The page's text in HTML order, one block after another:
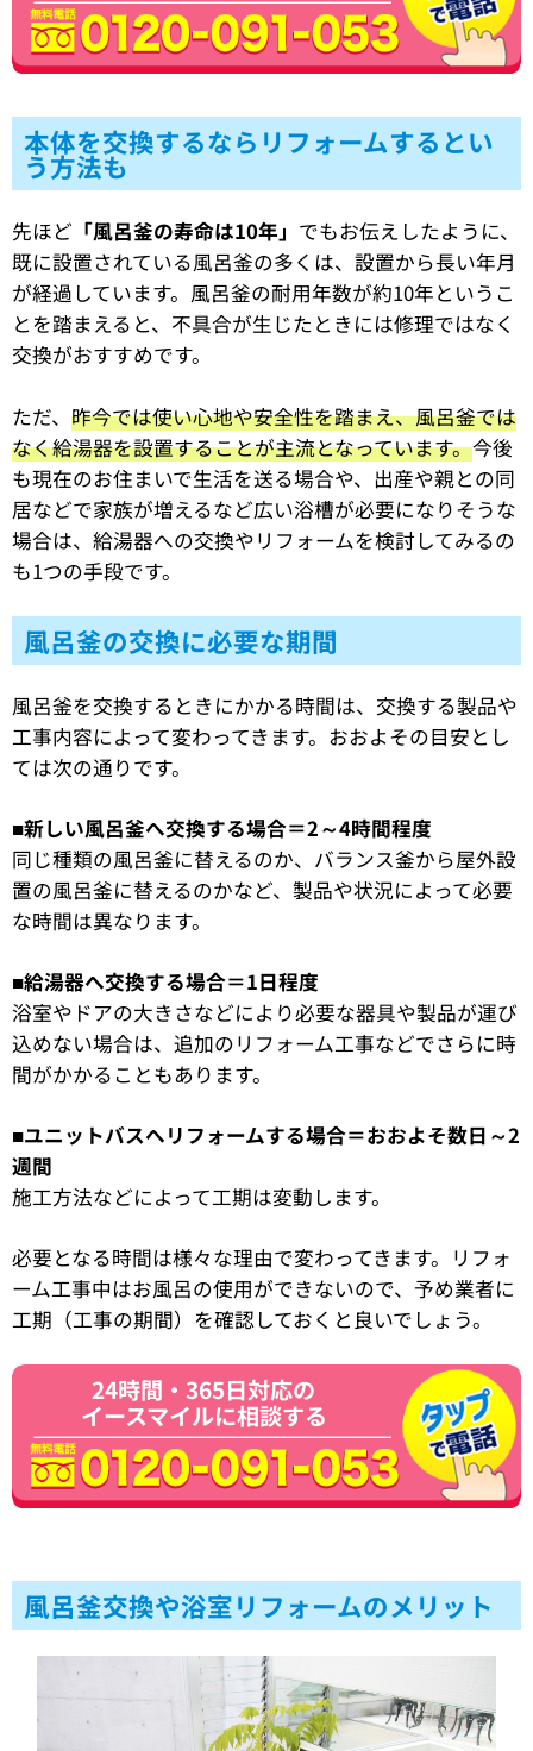
本体を交換するならリフォームするとい
う方法も
先ほど 「風呂釜の寿命は10年」 でもお伝えしたように、
既に設置されている風呂釜の多くは、設置から長い年月
が経過しています。風呂釜の耐用年数が約10年というこ
とを踏まえると、不具合が生じたときには修理ではなく
交換がおすすめです。
ただ、 昨今では使い心地や安全性を踏まえ、風呂釜では
なく給湯器を設置することが主流となっています。今後
も現在のお住まいで生活を送る場合や、出産や親との同
居などで家族が増えるなど広い浴槽が必要になりそうな
場合は、給湯器への交換やリフォームを検討してみるの
も1つの手段です。
風呂釜の交換に必要な期間
風呂釜を交換するときにかかる時間は、交換する製品や
工事内容によって変わってきます。おおよその目安とし
ては次の通りです。
■新しい風呂釜へ交換する場合＝2～4時間程度
同じ種類の風呂釜に替えるのか、バランス釜から屋外設
置の風呂釜に替えるのかなど、製品や状況によって必要
な時間は異なります。
■給湯器へ交換する場合＝1日程度
浴室やドアの大きさなどにより必要な器具や製品が運び
込めない場合は、追加のリフォーム工事などでさらに時
間がかかることもあります。
■ユニットバスへリフォームする場合＝おおよそ数日～2
週間
施工方法などによって工期は変動します。
必要となる時間は様々な理由で変わってきます。リフォ
ーム工事中はお風呂の使用ができないので、予め業者に
工期（工事の期間）を確認しておくと良いでしょう。
24時間・365日対応の
イースマイルに相談する
風呂釜交換や浴室リフォームのメリット